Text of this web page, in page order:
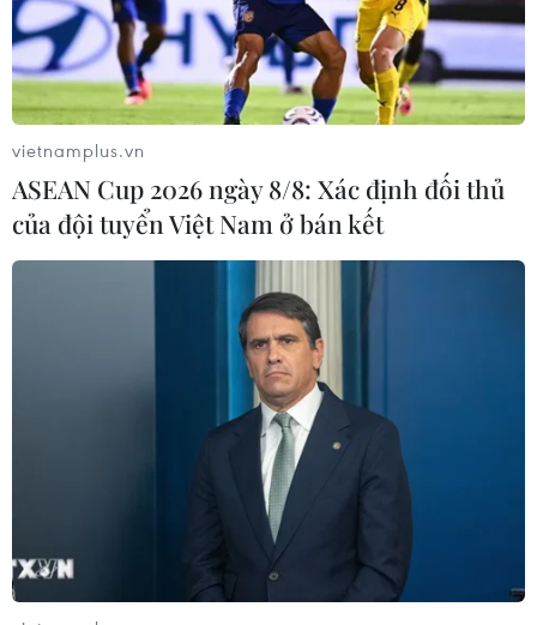
vietnamplus.vn
ASEAN Cup 2026 ngày 8/8: Xác định đối thủ
của đội tuyển Việt Nam ở bán kết